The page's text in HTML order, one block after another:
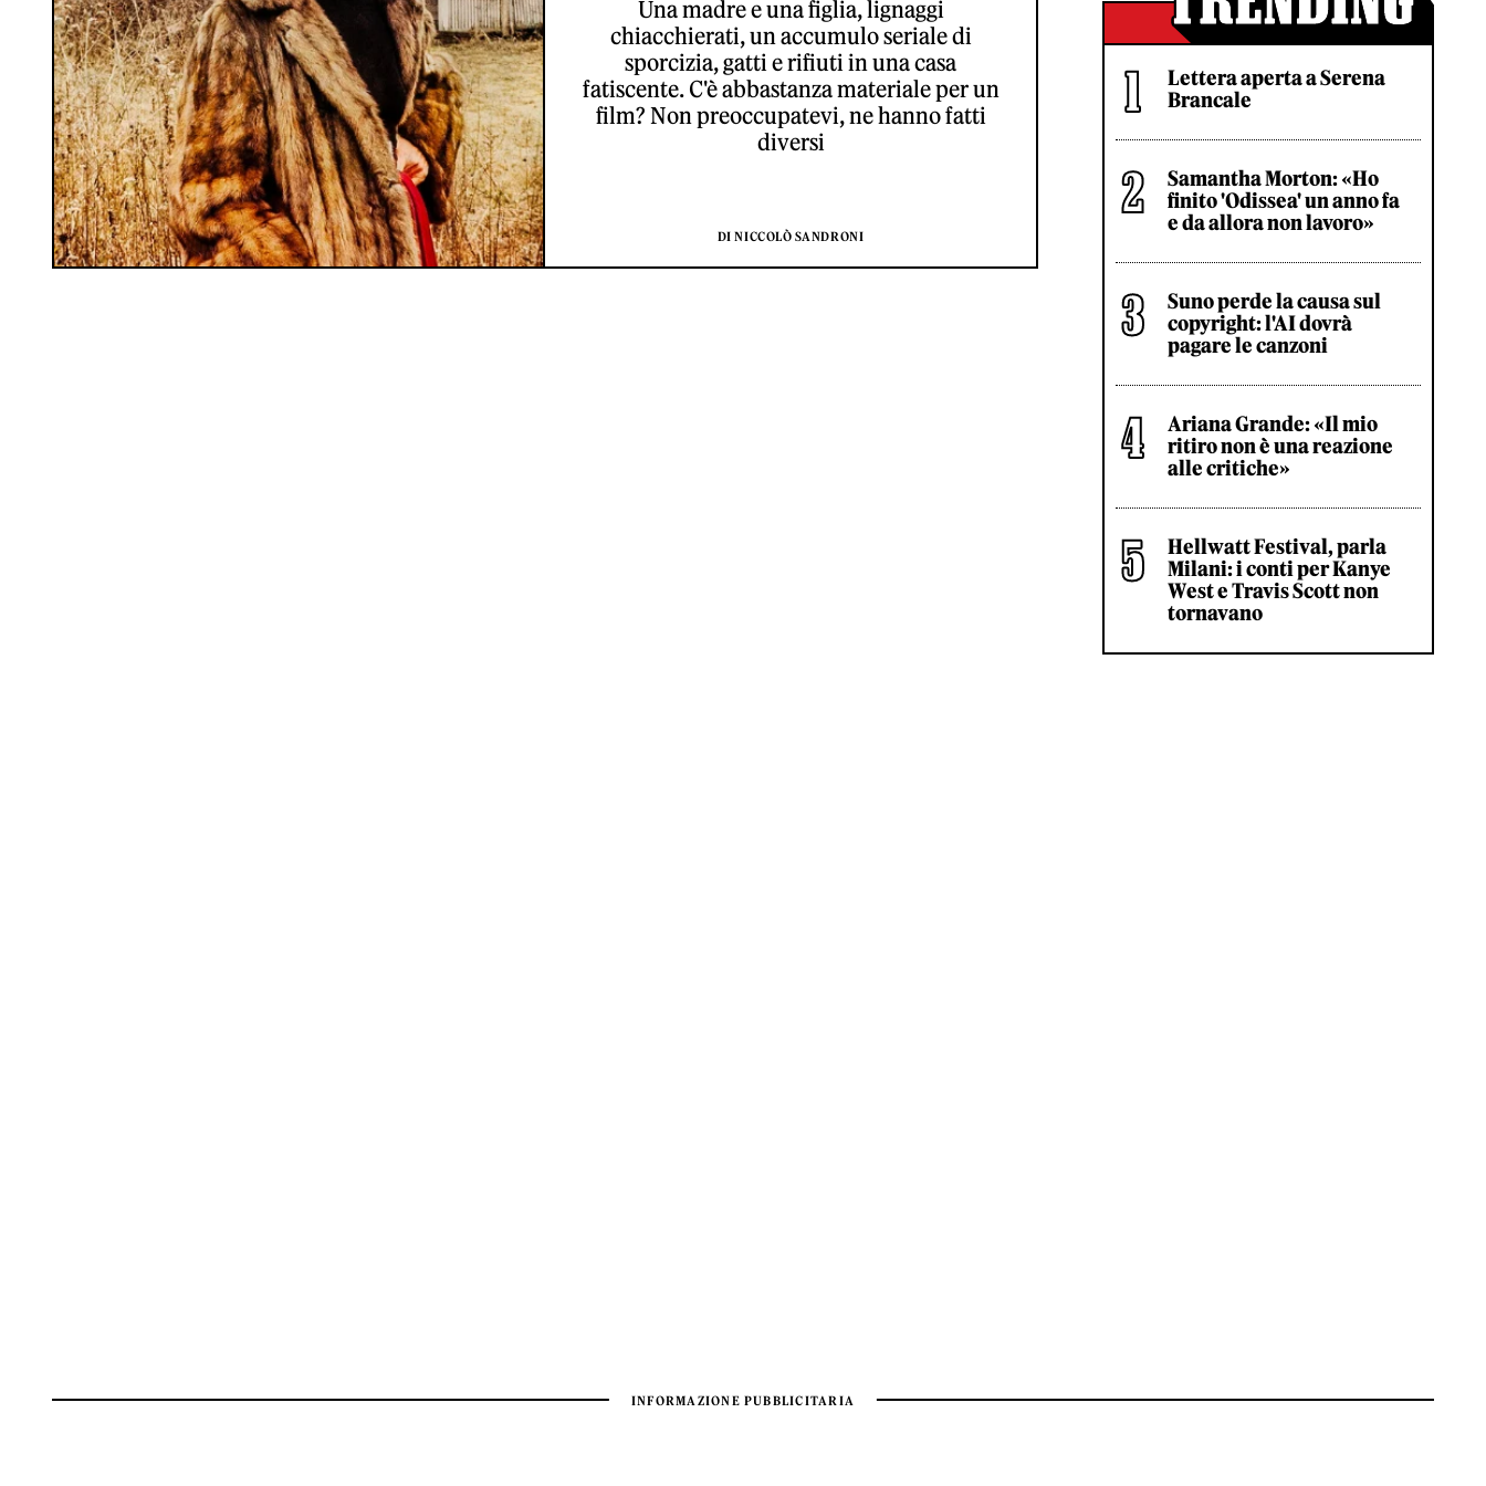
Una madre e una figlia, lignaggi
chiacchierati, un accumulo seriale di
sporcizia, gatti e rifiuti in una casa
fatiscente. C'è abbastanza materiale per un
film? Non preoccupatevi, ne hanno fatti
diversi
DI NICCOLÒ SANDRONI
Lettera aperta a Serena
Brancale
Samantha Morton: «Ho
finito 'Odissea' un anno fa
e da allora non lavoro»
Suno perde la causa sul
copyright: l'AI dovrà
pagare le canzoni
Ariana Grande: «Il mio
ritiro non è una reazione
alle critiche»
Hellwatt Festival, parla
Milani: i conti per Kanye
West e Travis Scott non
tornavano